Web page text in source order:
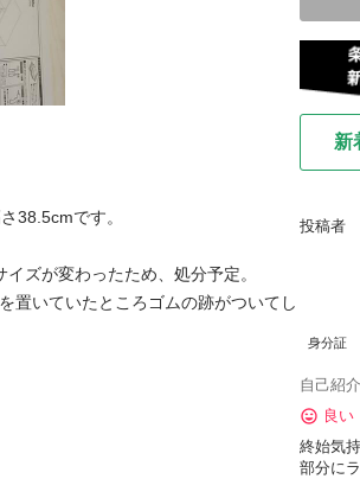
38.5cmです。
ズが変わったため、処分予定。
置いていたところゴムの跡がついてし
新
投稿者
身分証
自己紹
良い
終始気
部分に